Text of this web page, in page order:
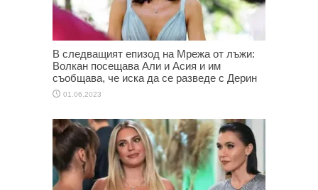
В следващият епизод на Мрежа от лъжи:
Волкан посещава Али и Асия и им
съобщава, че иска да се разведе с Дерин
01.06.2023